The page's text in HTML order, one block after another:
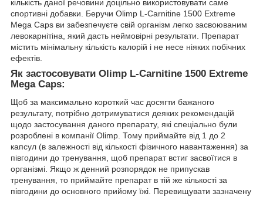
кількість даної речовини доцільно використовувати саме
спортивні добавки. Беручи Olimp L-Carnitine 1500 Extreme
Mega Caps ви забезпечуєте свій організм легко засвоюваним
левокарнітіна, який дасть неймовірні результати. Препарат
містить мінімальну кількість калорій і не несе ніяких побічних
ефектів.
Як застосовувати Olimp L-Carnitine 1500 Extreme
Mega Caps:
Щоб за максимально короткий час досягти бажаного
результату, потрібно дотримуватися деяких рекомендацій
щодо застосування даного препарату, які спеціально були
розроблені в компанії Olimp. Тому приймайте від 1 до 2
капсул (в залежності від кількості фізичного навантаження) за
півгодини до тренування, щоб препарат встиг засвоїтися в
організмі. Якщо ж денний розпорядок не припускав
тренування, то приймайте препарат в тій же кількості за
півгодини до основного прийому їжі. Перевищувати зазначену